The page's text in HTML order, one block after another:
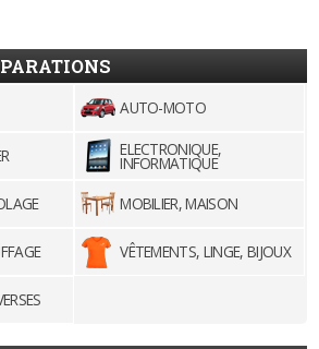
AUTO-MOTO
ELECTRONIQUE,
INFORMATIQUE
MOBILIER, MAISON
VÊTEMENTS, LINGE, BIJOUX